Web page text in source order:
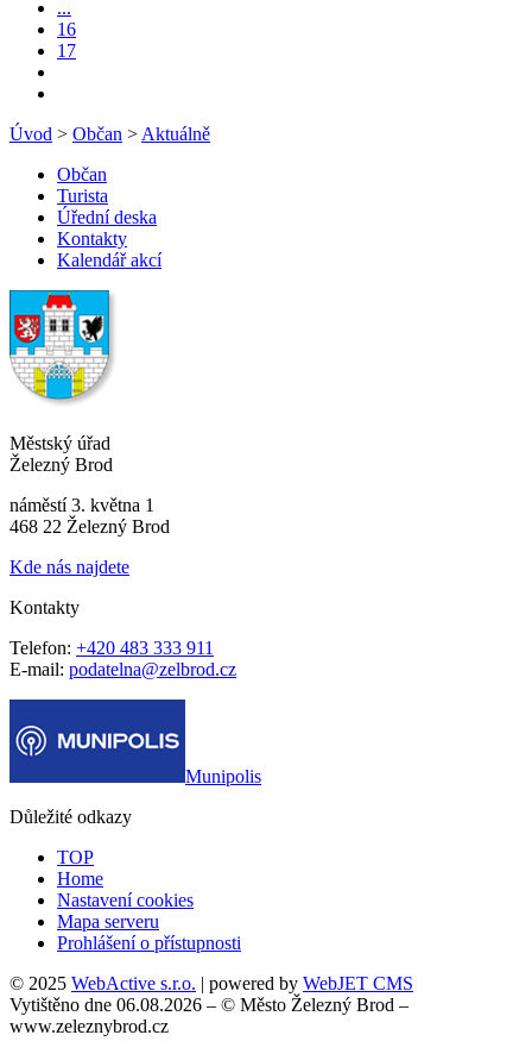
...
16
17
Úvod > Občan > Aktuálně
Občan
Turista
Úřední deska
Kontakty
Kalendář akcí
Městský úřad
Železný Brod
náměstí 3. května 1
468 22 Železný Brod
Kde nás najdete
Kontakty
Telefon: +420 483 333 911
E-mail: podatelna@zelbrod.cz
Munipolis
Důležité odkazy
TOP
Home
Nastavení cookies
Mapa serveru
Prohlášení o přístupnosti
© 2025 WebActive s.r.o. | powered by WebJET CMS
Vytištěno dne 06.08.2026 – © Město Železný Brod –
www.zeleznybrod.cz